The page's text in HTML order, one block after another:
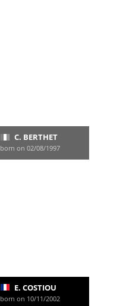
C. BERTHET
born on 02/08/1997
E. COSTIOU
born on 10/11/2002